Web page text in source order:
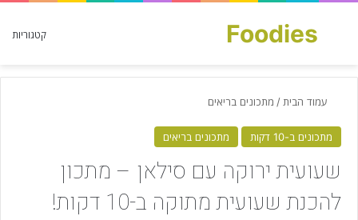
קטגוריות Foodies
חפש עבור
עמוד הבית / מתכונים בריאים
מתכונים ב-10 דקות מתכונים בריאים
שעועית ירוקה עם סילאן – מתכון
להכנת שעועית מתוקה ב-10 דקות!